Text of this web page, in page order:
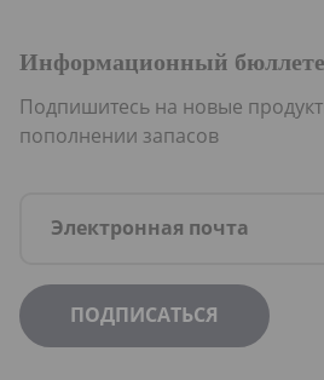
Информационный
Подпишитесь на новые
пополнении запасов